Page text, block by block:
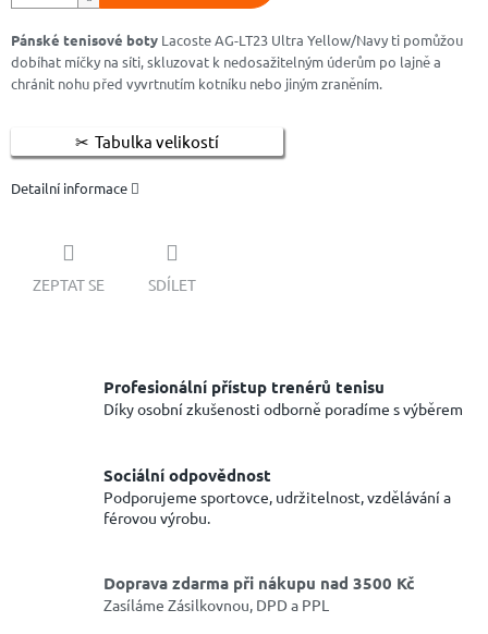
Pánské tenisové boty Lacoste AG-LT23 Ultra Yellow/Navy ti pomůžou
dobíhat míčky na síti, skluzovat k nedosažitelným úderům po lajně a
chránit nohu před vyvrtnutím kotníku nebo jiným zraněním.
Tabulka velikostí
Detailní informace
ZEPTAT SE SDÍLET
Profesionální přístup trenérů tenisu
Díky osobní zkušenosti odborně poradíme s výběrem
Sociální odpovědnost
Podporujeme sportovce, udržitelnost, vzdělávání a
férovou výrobu.
Doprava zdarma při nákupu nad 3500 Kč
Zasíláme Zásilkovnou, DPD a PPL